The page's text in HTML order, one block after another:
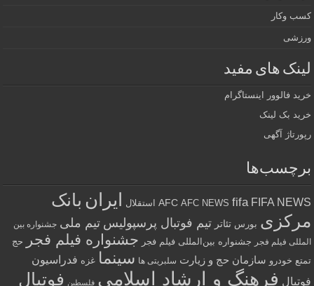
کسب وکار
ورزشی
لینک های مفید
خرید فالوور اینستاگرام
خرید بک لینک
رپورتاژ آگهی
برچسب‌ها
AFC AFC NEWS fifa FIFA NEWS استقلال ایران بانک
مرکزی بورس تئاتر تیم فوتبال پرسپولیس تیم ملی جشنواره بین
المللی فیلم فجر جشنواره بین‌المللی فیلم فجر جشنواره فیلم فجر
حج
تمتع خودرو سازمان حج و زیارت سلبریتی ها سینما غزه فدراسیون
فوتبال فرهنگ و ارشاد اسلامی فلسطین فوتبال